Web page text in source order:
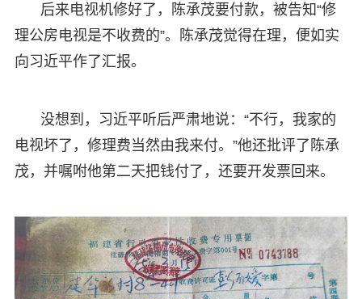
后来电视机修好了，陈承茂要付款，被告知“修
理公房电视是不收费的”。陈承茂觉得在理，便如实
向习近平作了汇报。
没想到，习近平听后严肃地说：“不行，我家的
电视坏了，修理费当然由我来付。”他还批评了陈承
茂，并嘱咐他第二天把钱付了，还要开发票回来。